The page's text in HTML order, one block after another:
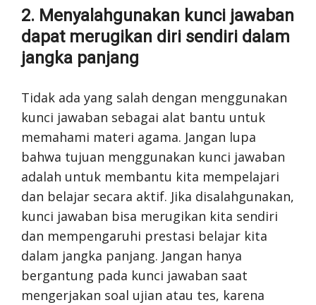
2. Menyalahgunakan kunci jawaban
dapat merugikan diri sendiri dalam
jangka panjang
Tidak ada yang salah dengan menggunakan
kunci jawaban sebagai alat bantu untuk
memahami materi agama. Jangan lupa
bahwa tujuan menggunakan kunci jawaban
adalah untuk membantu kita mempelajari
dan belajar secara aktif. Jika disalahgunakan,
kunci jawaban bisa merugikan kita sendiri
dan mempengaruhi prestasi belajar kita
dalam jangka panjang. Jangan hanya
bergantung pada kunci jawaban saat
mengerjakan soal ujian atau tes, karena